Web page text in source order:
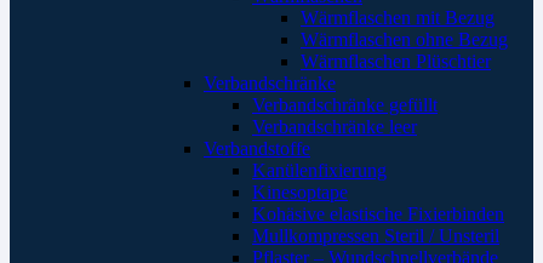
Wärmflaschen mit Bezug
Wärmflaschen ohne Bezug
Wärmflaschen Plüschtier
Verbandschränke
Verbandschränke gefüllt
Verbandschränke leer
Verbandstoffe
Kanülenfixierung
Kinesoptape
Kohäsive elastische Fixierbinden
Mullkompressen Steril / Unsteril
Pflaster – Wundschnellverbände